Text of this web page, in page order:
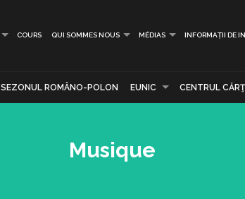
COURS QUI SOMMES NOUS MÉDIAS INFORMAȚII DE
SEZONUL ROMÂNO-POLON EUNIC CENTRUL CĂRŢII
Musique